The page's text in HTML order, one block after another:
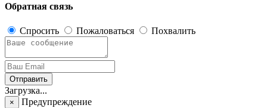
Обратная связь
Спросить Пожаловаться Похвалить
Отправить
Загрузка...
×
Предупреждение